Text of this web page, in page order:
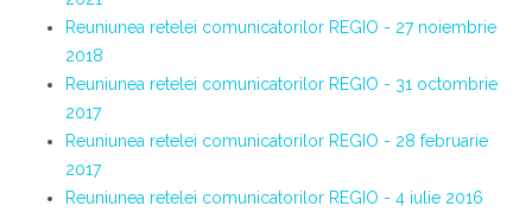
Reuniunea retelei comunicatorilor REGIO - 27 noiembrie
2018
Reuniunea retelei comunicatorilor REGIO - 31 octombrie
2017
Reuniunea retelei comunicatorilor REGIO - 28 februarie
2017
Reuniunea retelei comunicatorilor REGIO - 4 iulie 2016